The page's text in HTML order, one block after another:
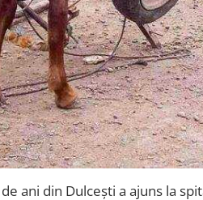
ani din Dulcești a ajuns la